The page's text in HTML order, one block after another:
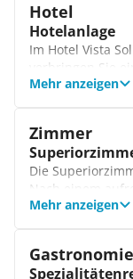
Hotel
Hotelanlage
Im Hotel Vista
verbringen Sie
karibischer
Poollandschaft!
Angebote für
Kleine Gäste
Zwischen 9 und
Minidisco.
Rezeption
Mehr anzeigen
Zimmer
Die
Nach einem
Balkon und
Die
Mehr anzeigen
Gastronomie